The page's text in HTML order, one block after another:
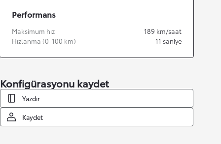
Performans
Maksimum hız 189 km/saat
Hızlanma (0-100 km)
11 saniye
Konfigürasyonu kaydet
Yazdır
Kaydet